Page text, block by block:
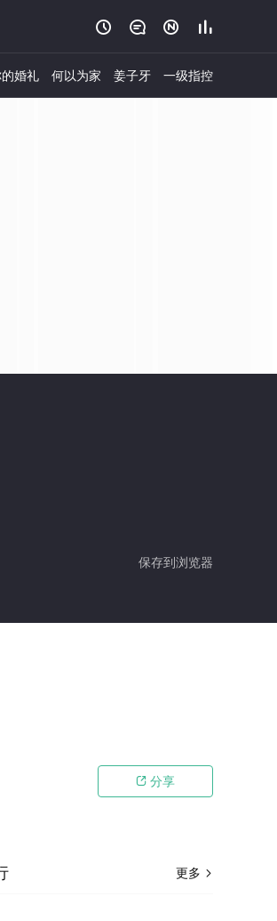
   
婚礼 何以为家 姜子牙 一级指控
保存到浏览器
 分享
更多 